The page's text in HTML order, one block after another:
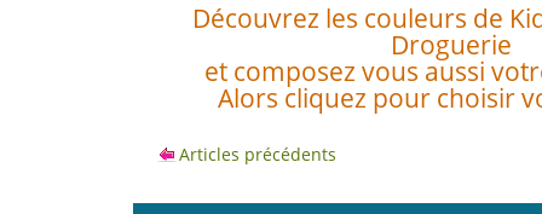
Découvrez les couleurs de
Droguerie
et composez vous aussi
Alors cliquez pour choisir
Articles précédents